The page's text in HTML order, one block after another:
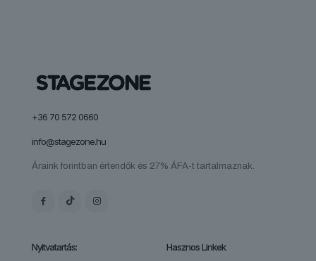
+36 70 572 0660
info@stagezone.hu
Áraink forintban értendők és 27% ÁFA-t tartalmaznak.
Nyitvatartás: Hasznos Linkek